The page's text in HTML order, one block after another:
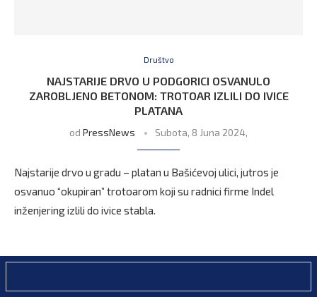
Društvo
NAJSTARIJE DRVO U PODGORICI OSVANULO
ZAROBLJENO BETONOM: TROTOAR IZLILI DO IVICE
PLATANA
od PressNews Subota, 8 Juna 2024,
Najstarije drvo u gradu – platan u Bašićevoj ulici, jutros je
osvanuo “okupiran” trotoarom koji su radnici firme Indel
inženjering izlili do ivice stabla.